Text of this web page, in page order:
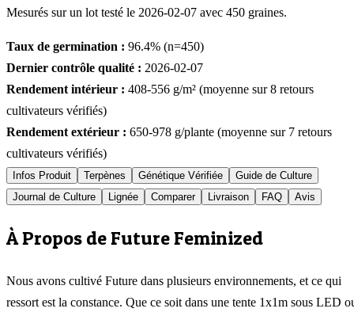
Mesurés sur un lot testé le 2026-02-07 avec 450 graines.
Taux de germination : 96.4% (n=450)
Dernier contrôle qualité : 2026-02-07
Rendement intérieur : 408-556 g/m² (moyenne sur8 retours
cultivateurs vérifiés)
Rendement extérieur : 650-978 g/plante (moyenne sur 7 retours
cultivateurs vérifiés)
Infos Produit Terpènes Génétique Vérifiée
Guide de Culture
Journal de Culture
Lignée Comparer Livraison FAQ Avis
À Propos de Future Feminized
Nous avons cultivé Future dans plusieurs environnements, et ce qui
ressort est la constance. Que ce soit dans une tente 1x1m sous LED